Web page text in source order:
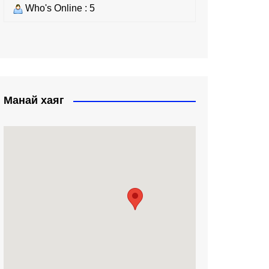
Who's Online : 5
Манай хаяг